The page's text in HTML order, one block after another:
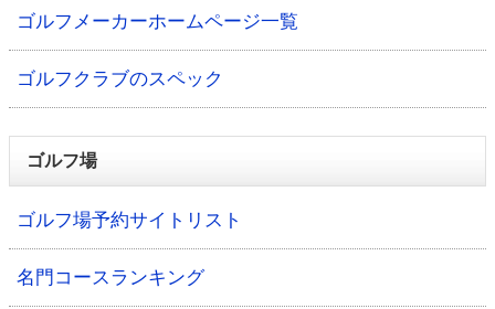
ゴルフメーカーホームページ一覧
ゴルフクラブのスペック
ゴルフ場
ゴルフ場予約サイトリスト
名門コースランキング